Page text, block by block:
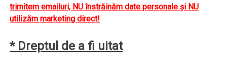
trimitem emailuri, NU înstrăinăm date personale şi NU
utilizăm marketing direct!
* Dreptul de a fi uitat